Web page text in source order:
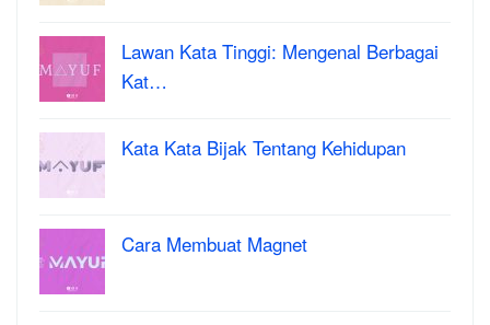
Lawan Kata Tinggi: Mengenal Berbagai
Kat…
Kata Kata Bijak Tentang Kehidupan
Cara Membuat Magnet